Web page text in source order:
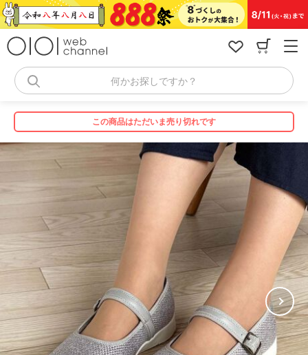
コ
ン
何かお探しですか？
この商品はただいま売り切れです